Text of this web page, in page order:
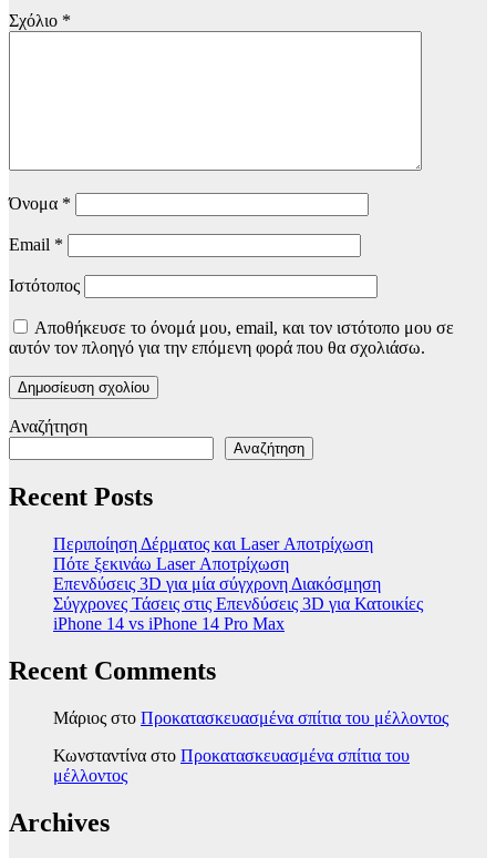
Σχόλιο *
Όνομα *
Email *
Ιστότοπος
Αποθήκευσε το όνομά μου, email, και τον ιστότοπο μου σε
αυτόν τον πλοηγό για την επόμενη φορά που θα σχολιάσω.
Αναζήτηση
Αναζήτηση
Recent Posts
Περιποίηση Δέρματος και Laser Αποτρίχωση
Πότε ξεκινάω Laser Αποτρίχωση
Επενδύσεις 3D για μία σύγχρονη Διακόσμηση
Σύγχρονες Τάσεις στις Επενδύσεις 3D για Κατοικίες
iPhone 14 vs iPhone 14 Pro Max
Recent Comments
Μάριος στο Προκατασκευασμένα σπίτια του μέλλοντος
Κωνσταντίνα στο Προκατασκευασμένα σπίτια του
μέλλοντος
Archives